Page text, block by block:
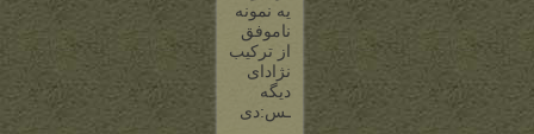
یه نمونه
ناموفق
از ترکیب
نژادای
دیگه
ـس:دی